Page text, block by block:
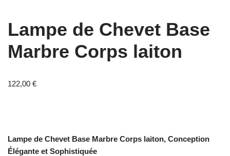
Lampe de Chevet Base
Marbre Corps laiton
122,00 €
Lampe de Chevet Base Marbre Corps laiton, Conception
Élégante et Sophistiquée